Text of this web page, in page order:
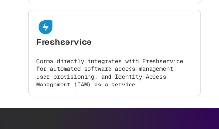
Freshservice
Corma directly integrates with Freshservice
for automated software access management,
user provisioning, and Identity Access
Management (IAM) as a service